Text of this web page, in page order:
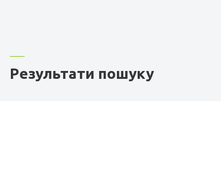
Результати пошуку